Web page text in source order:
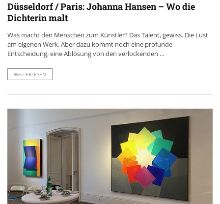
Düsseldorf / Paris: Johanna Hansen – Wo die
Dichterin malt
Was macht den Menschen zum Künstler? Das Talent, gewiss. Die Lust
am eigenen Werk. Aber dazu kommt noch eine profunde
Entscheidung, eine Ablösung von den verlockenden ...
WEITERLESEN